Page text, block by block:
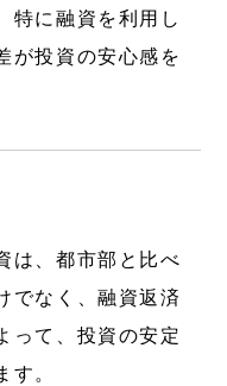
特に融資を利用し
が投資の安心感を
は、都市部と比べ
でなく、融資返済
って、投資の安定
す。